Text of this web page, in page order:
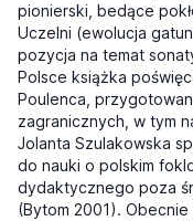
pionierski, bedące
Uczelni (ewolucja
pozycja na temat
Polsce książka
Poulenca,
zagranicznych, w tym
Jolanta Szulakowska
do nauki o polskim
dydaktycznego poza
(Bytom 2001).